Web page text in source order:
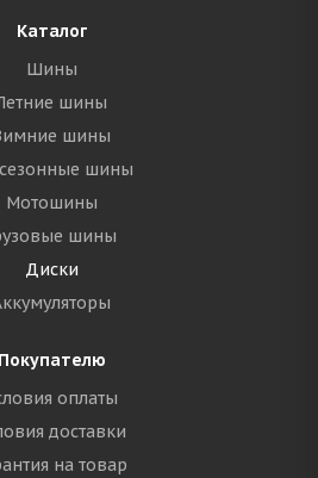
Каталог
Шины
шины
шины
шины
Мотошины
шины
Диски
Покупателю
оплаты
доставки
на товар